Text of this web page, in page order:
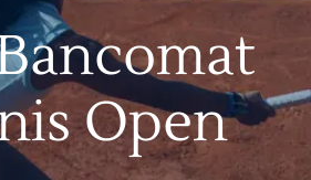
Open